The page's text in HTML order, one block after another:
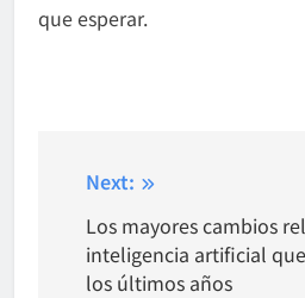
que esperar.
Post
navigation
Next:
Los mayores cambios
inteligencia artificial
los últimos años